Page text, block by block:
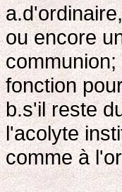
ou encore
fonction
b.s'il reste
l'acolyte
comme à